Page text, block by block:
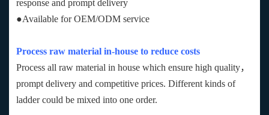
response and prompt delivery
●Available for OEM/ODM service
Process raw material in-house to reduce costs
Process all raw material in house which ensure high quality，
prompt delivery and competitive prices. Different kinds of
ladder could be mixed into one order.